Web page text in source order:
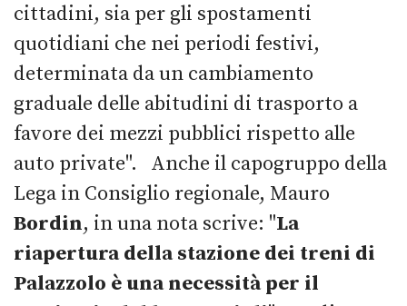
cittadini, sia per gli spostamenti
quotidiani che nei periodi festivi,
determinata da un cambiamento
graduale delle abitudini di trasporto a
favore dei mezzi pubblici rispetto alle
auto private". Anche il capogruppo della
Lega in Consiglio regionale, Mauro
Bordin, in una nota scrive: "La
riapertura della stazione dei treni di
Palazzolo è una necessità per il